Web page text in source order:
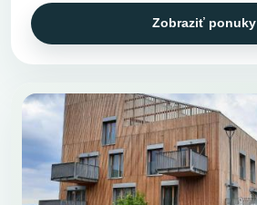
Zobraziť ponuky